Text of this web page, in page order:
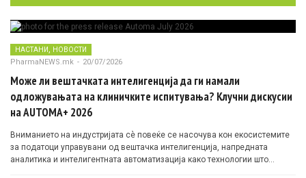
НАСТАНИ НОВОСТИ
PharmaNEWS.mk - 20/07/2026
Може ли вештачката интелигенција да ги намали
одложувањата на клиничките испитувања? Клучни дискусии
на AUTOMA+ 2026
Вниманието на индустријата сè повеќе се насочува кон екосистемите
за податоци управувани од вештачка интелигенција, напредната
аналитика и интелигентната автоматизација како технологии што